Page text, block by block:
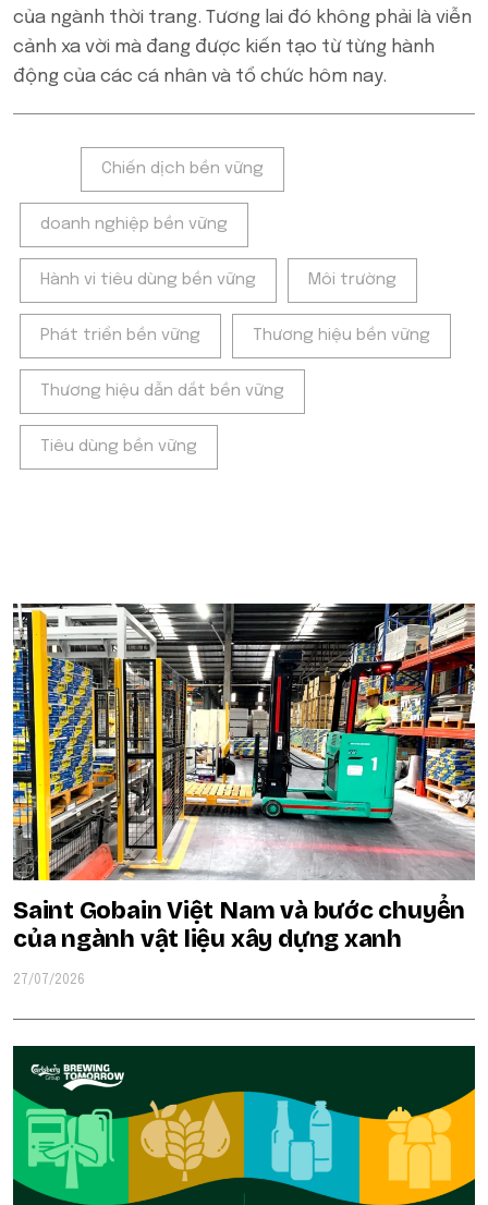
của ngành thời trang. Tương lai đó không phải là viễn
cảnh xa vời mà đang được kiến tạo từ từng hành
động của các cá nhân và tổ chức hôm nay.
Chiến dịch bền vững
doanh nghiệp bền vững
Hành vi tiêu dùng bền vững Môi trường
Phát triển bền vững Thương hiệu bền vững
Thương hiệu dẫn dắt bền vững
Tiêu dùng bền vững
Saint Gobain Việt Nam và bước chuyển
của ngành vật liệu xây dựng xanh
27/07/2026